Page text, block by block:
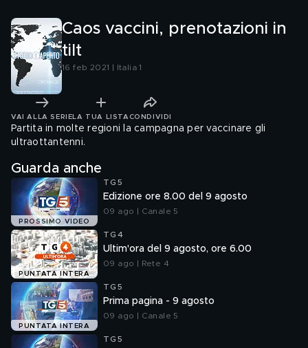
Caos vaccini, prenotazioni in
tilt
16 feb 2021 | Italia 1
VAI ALLA SERIE LA TUA LISTA CONDIVIDI
Partita in molte regioni la campagna per vaccinare gli
ultraottantenni.
Guarda anche
PROSSIMO VIDEO
TG5
Edizione ore 8.00 del 9 agosto
09 ago | Canale 5
PUNTATA INTERA
TG4
Ultim'ora del 9 agosto, ore 6.00
09 ago | Rete 4
PUNTATA INTERA
TG5
Prima pagina - 9 agosto
09 ago | Canale 5
TG5